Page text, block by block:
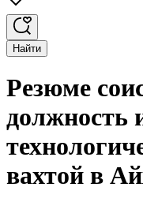
Найти
Резюме
должность
вахтой в